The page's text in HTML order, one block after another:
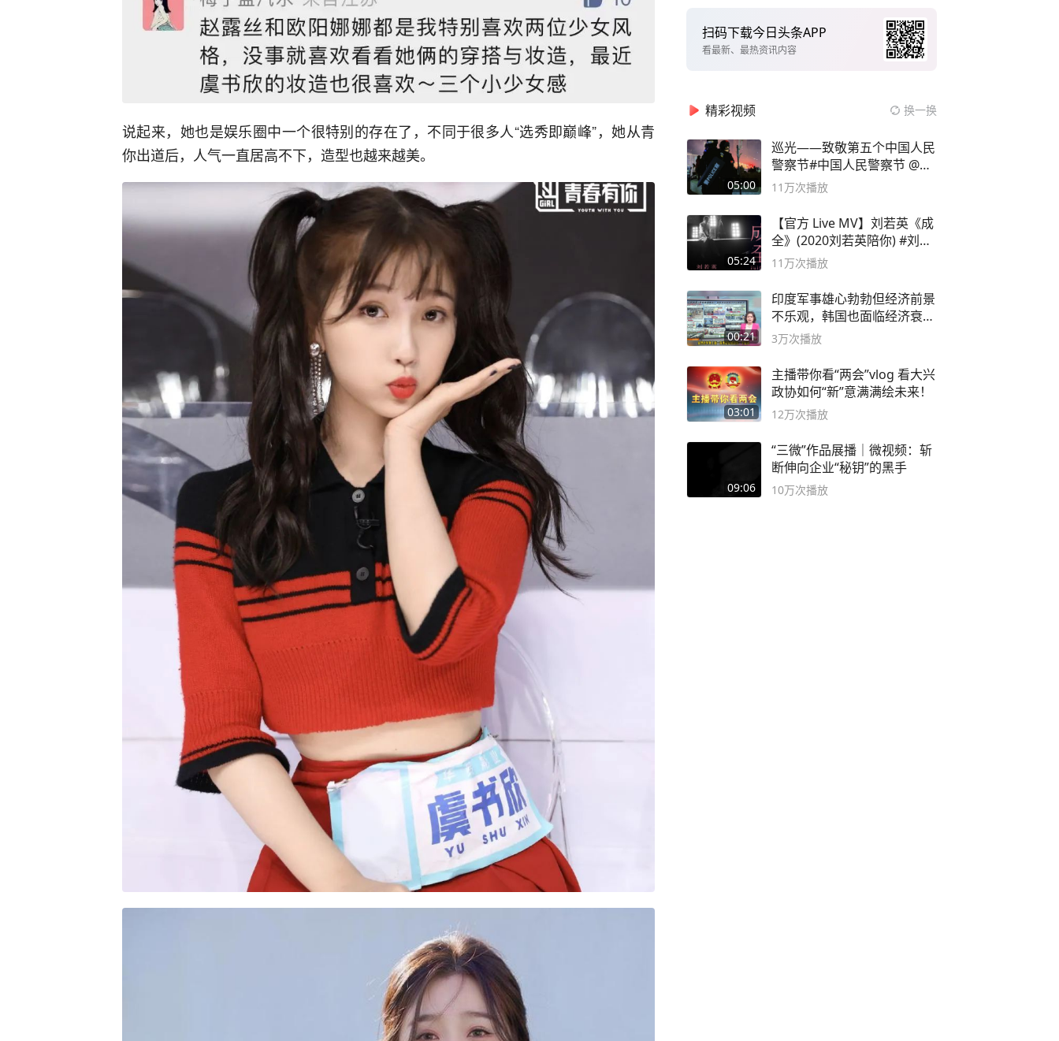
说起来，她也是娱乐圈中一个很特别的存在了，不同于很多人“选秀即巅峰”，她从青
你出道后，人气一直居高不下，造型也越来越美。
扫码下载今日头条APP
看最新、最热资讯内容
精彩视频 换一换
05:00
巡光——致敬第五个中国人民
警察节#中国人民警察节 @抖
音小助手
11万次播放
05:24
【官方 Live MV】刘若英《成
全》(2020刘若英陪你) #刘若
英 #成全
11万次播放
00:21
印度军事雄心勃勃但经济前景
不乐观，韩国也面临经济衰退
风险
3万次播放
03:01
主播带你看“两会”vlog 看大兴
政协如何“新”意满满绘未来！
12万次播放
09:06
“三微”作品展播｜微视频：斩
断伸向企业“秘钥”的黑手
10万次播放